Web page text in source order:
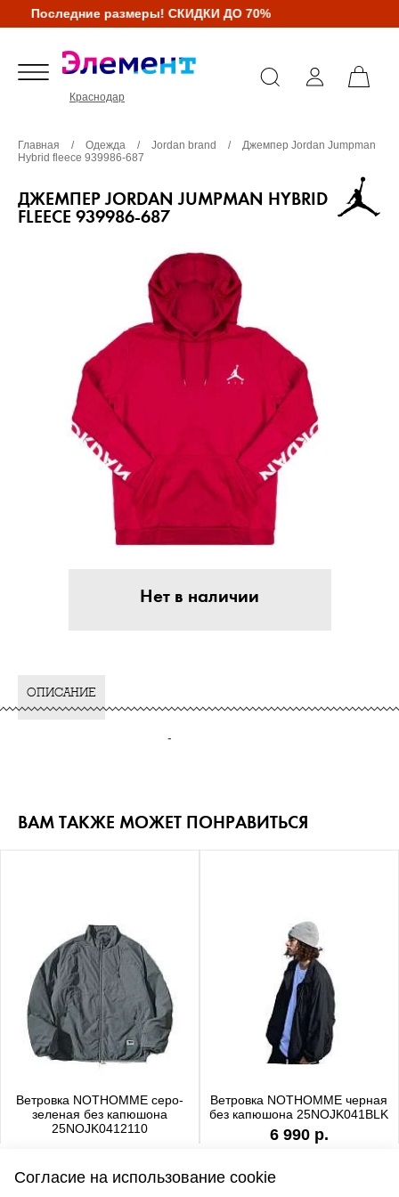
Последние размеры! СКИДКИ ДО 70%
Краснодар
Главная / Одежда / Jordan brand /
Джемпер Jordan Jumpman
Hybrid fleece 939986-687
ДЖЕМПЕР JORDAN JUMPMAN HYBRID
FLEECE 939986-687
Нет в наличии
ОПИСАНИЕ
-
ВАМ ТАКЖЕ МОЖЕТ ПОНРАВИТЬСЯ
Ветровка NOTHOMME серо-
зеленая без капюшона
25NOJK0412110
Ветровка NOTHOMME черная
без капюшона 25NOJK041BLK
6 990 р.
Согласие на использование cookie